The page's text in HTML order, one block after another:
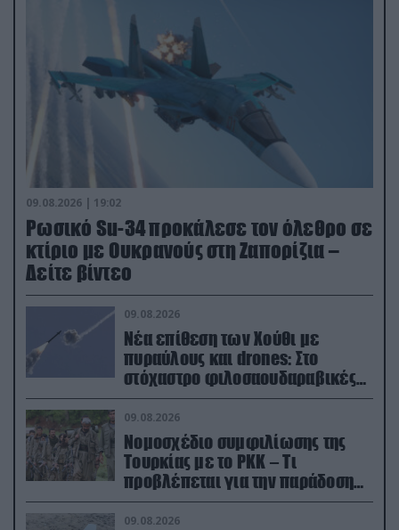
09.08.2026 | 19:02
Ρωσικό Su-34 προκάλεσε τον όλεθρο σε
κτίριο με Ουκρανούς στη Ζαπορίζια –
Δείτε βίντεο
09.08.2026
Νέα επίθεση των Χούθι με
πυραύλους και drones: Στο
στόχαστρο φιλοσαουδαραβικές
δυνάμεις και εγκαταστάσεις
09.08.2026
Νομοσχέδιο συμφιλίωσης της
Τουρκίας με το ΡΚΚ – Τι
προβλέπεται για την παράδοση
των όπλων
09.08.2026